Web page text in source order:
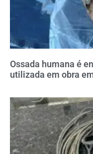
Ossada humana é
utilizada em obra